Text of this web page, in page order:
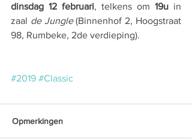
dinsdag 12 februari, telkens om 19u in
zaal de Jungle (Binnenhof 2, Hoogstraat
98, Rumbeke, 2de verdieping).
#2019 #Classic
Opmerkingen